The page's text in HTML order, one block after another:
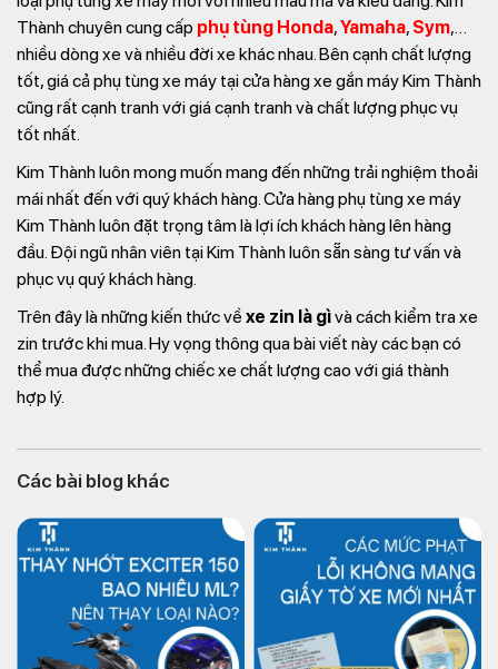
Thành chuyên cung cấp phụ tùng Honda,Yamaha, Sym,…
nhiều dòng xe và nhiều đời xe khác nhau. Bên cạnh chất lượng
tốt, giá cả phụ tùng xe máy tại cửa hàng xe gắn máy Kim Thành
cũng rất cạnh tranh với giá cạnh tranh và chất lượng phục vụ
tốt nhất.
Kim Thành luôn mong muốn mang đến những trải nghiệm thoải
mái nhất đến với quý khách hàng. Cửa hàng phụ tùng xe máy
Kim Thành luôn đặt trọng tâm là lợi ích khách hàng lên hàng
đầu. Đội ngũ nhân viên tại Kim Thành luôn sẵn sàng tư vấn và
phục vụ quý khách hàng.
Trên đây là những kiến thức về xe zin là gìvà cách kiểm tra xe
zin trước khi mua. Hy vọng thông qua bài viết này các bạn có
thể mua được những chiếc xe chất lượng cao với giá thành
hợp lý.
Các bài blog khác